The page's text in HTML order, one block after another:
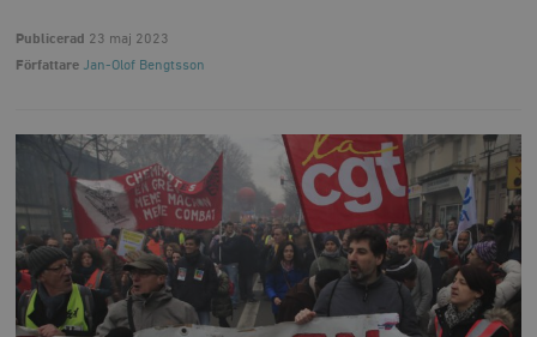
Publicerad 23 maj 2023
Författare Jan-Olof Bengtsson